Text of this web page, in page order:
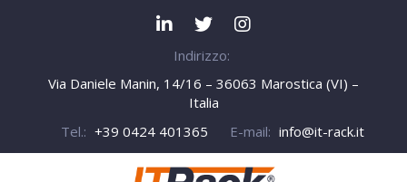
Indirizzo:
Via Daniele Manin, 14/16 – 36063 Marostica (VI) –
Italia
Tel.: +39 0424 401365 E-mail: info@it-rack.it